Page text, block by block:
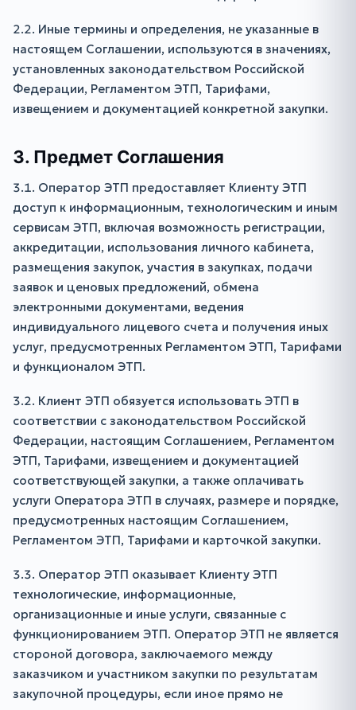
2.2. Иные термины и определения, не указанные в
настоящем Соглашении, используются в значениях,
установленных законодательством Российской
Федерации, Регламентом ЭТП, Тарифами,
извещением и документацией конкретной закупки.
3. Предмет Соглашения
3.1. Оператор ЭТП предоставляет Клиенту ЭТП
доступ к информационным, технологическим и иным
сервисам ЭТП, включая возможность регистрации,
аккредитации, использования личного кабинета,
размещения закупок, участия в закупках, подачи
заявок и ценовых предложений, обмена
электронными документами, ведения
индивидуального лицевого счета и получения иных
услуг, предусмотренных Регламентом ЭТП, Тарифами
и функционалом ЭТП.
3.2. Клиент ЭТП обязуется использовать ЭТП в
соответствии с законодательством Российской
Федерации, настоящим Соглашением, Регламентом
ЭТП, Тарифами, извещением и документацией
соответствующей закупки, а также оплачивать
услуги Оператора ЭТП в случаях, размере и порядке,
предусмотренных настоящим Соглашением,
Регламентом ЭТП, Тарифами и карточкой закупки.
3.3. Оператор ЭТП оказывает Клиенту ЭТП
технологические, информационные,
организационные и иные услуги, связанные с
функционированием ЭТП. Оператор ЭТП не является
стороной договора, заключаемого между
заказчиком и участником закупки по результатам
закупочной процедуры, если иное прямо не